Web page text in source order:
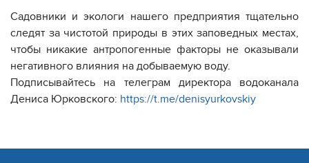
Садовники и экологи нашего предприятия тщательно
следят за чистотой природы в этих заповедных местах,
чтобы никакие антропогенные факторы не оказывали
негативного влияния на добываемую воду.
Подписывайтесь на телеграм директора водоканала
Дениса Юрковского: https://t.me/denisyurkovskiy